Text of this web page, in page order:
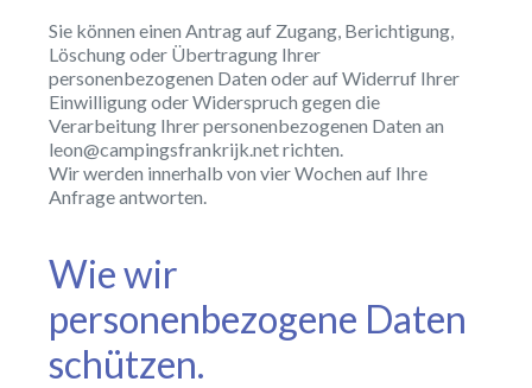
Sie können einen Antrag auf Zugang, Berichtigung,
Löschung oder Übertragung Ihrer
personenbezogenen Daten oder auf Widerruf Ihrer
Einwilligung oder Widerspruch gegen die
Verarbeitung Ihrer personenbezogenen Daten an
leon@campingsfrankrijk.net richten.
Wir werden innerhalb von vier Wochen auf Ihre
Anfrage antworten.
Wie wir
personenbezogene Daten
schützen.